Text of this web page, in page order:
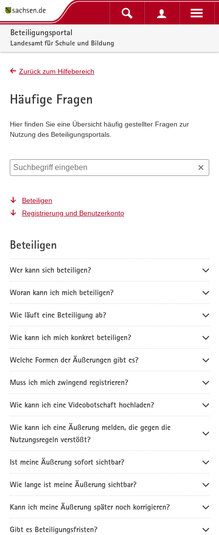
Portalnavigation
Beteiligungsportal
Landesamt für Schule und Bildung
Zurück zum Hilfebereich
Häufige Fragen
Hier finden Sie eine Übersicht häufig gestellter Fragen zur
Nutzung des Beteiligungsportals.
Suchbegriff eingeben
Beteiligen
Registrierung und Benutzerkonto
Beteiligen
Wer kann sich beteiligen?
Woran kann ich mich beteiligen?
Wie läuft eine Beteiligung ab?
Wie kann ich mich konkret beteiligen?
Welche Formen der Äußerungen gibt es?
Muss ich mich zwingend registrieren?
Wie kann ich eine Videobotschaft hochladen?
Wie kann ich eine Äußerung melden, die gegen die
Nutzungsregeln verstößt?
Ist meine Äußerung sofort sichtbar?
Wie lange ist meine Äußerung sichtbar?
Kann ich meine Äußerung später noch korrigieren?
Gibt es Beteiligungsfristen?